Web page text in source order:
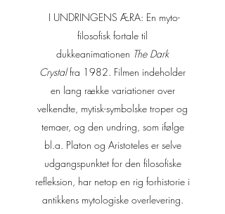
I UNDRINGENS ÆRA: En myto-
filosofisk fortale til
dukkeanimationen The Dark
Crystalfra 1982. Filmen indeholder
en lang række variationer over
velkendte, mytisk-symbolske troper og
temaer, og den undring, som ifølge
bl.a. Platon og Aristoteles er selve
udgangspunktet for den filosofiske
refleksion, har netop en rig forhistorie i
antikkens mytologiske overlevering.